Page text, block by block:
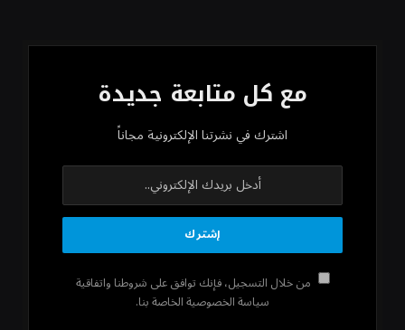
مع كل متابعة جديدة
اشترك في نشرتنا الإلكترونية مجاناً
من خلال التسجيل، فإنك توافق على شروطنا واتفاقية
سياسة الخصوصية الخاصة بنا.